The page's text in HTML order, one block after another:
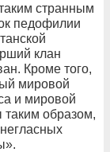
странным
педофилии
клан
Кроме того,
мировой
и мировой
образом,